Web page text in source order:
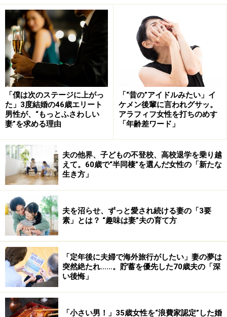
う。本著から、厳選した「落ちない男を落とす」方法は
主に6つ！
落ちない男を落とす6つの方法
（1）見た目を磨く
まず、女性が思うよりも、恋愛において「見た目」はと
ても重要。恋愛に悩む前に見た目を磨くほうが先決だ
し、好きな男を手に入れることが人生の目的なら、「美
しくなるためには手段を選ばないくらいでちょうどい
い」とまで著者はいう。
たしかに、男友だちも、「見た目がすべて」的な発言を
する人が多い。何だかんだいって男は美人には弱いし、
可愛い子は性格がいいとまで思い込んでいるフシがあ
る。見た目はその人に興味を持てるかどうかのとっかか
りだから、美しければ美しいほどいいのだろう。いわゆ
るイイ男を落としたいのなら、なおさら、その彼と並ん
で釣り合うような容姿は保ちたい。
（2）彼に気があるとバレてはいけない
恋愛対象外の女が自分に気があると確信した瞬間。男の
「僕は次のステージに上がっ
た」3度結婚の46歳エリート
男性が、“もっとふさわしい
妻”を求める理由
「“昔の”アイドルみたい」イ
ケメン後輩に言われグサッ。
アラフィフ女性を打ちのめす
「年齢差ワード」
夫の他界、子どもの不登校、高校退学を乗り越
えて。60歳で“半同棲”を選んだ女性の「新たな
生き方」
夫を沼らせ、ずっと愛され続ける妻の「3要
素」とは？ “趣味は妻”夫の育て方
「定年後に夫婦で海外旅行がしたい」妻の夢は
突然絶たれ……。貯蓄を優先した70歳夫の「深
い後悔」
「小さい男！」35歳女性を“浪費家認定”した婚